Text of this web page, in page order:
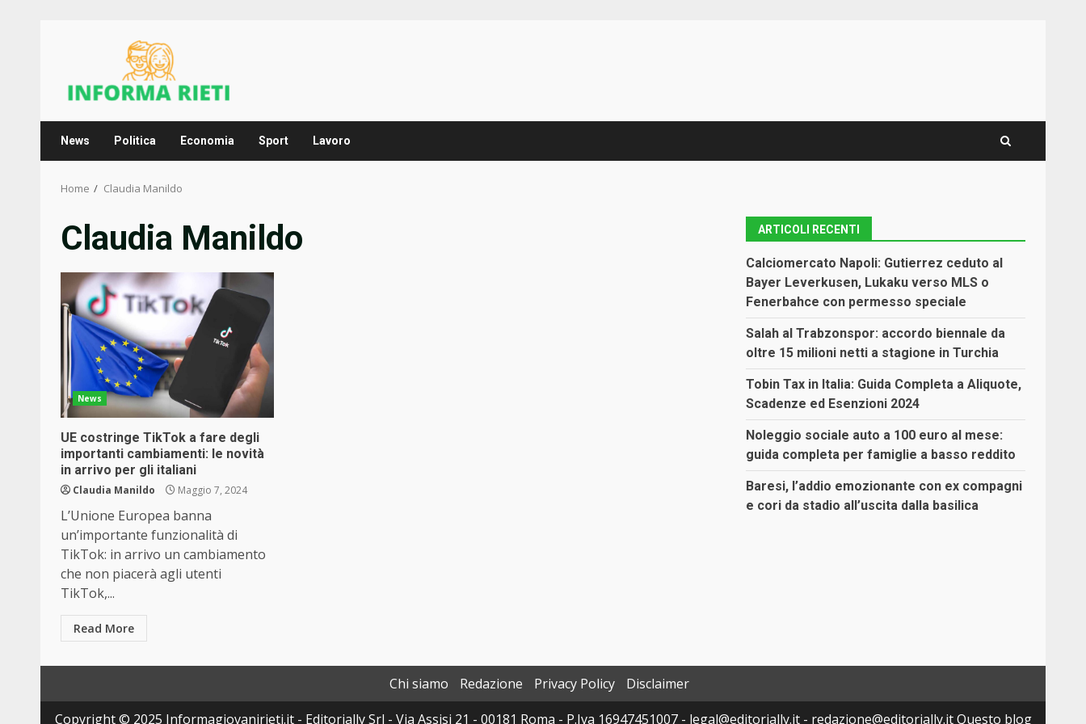
News Politica Economia Sport Lavoro
Home Claudia Manildo
Claudia Manildo
News
UE costringe TikTok a fare degli
importanti cambiamenti: le novità
in arrivo per gli italiani
Claudia Manildo Maggio 7, 2024
L’Unione Europea banna
un’importante funzionalità di
TikTok: in arrivo un cambiamento
che non piacerà agli utenti
TikTok,...
Read More
ARTICOLI RECENTI
Calciomercato Napoli: Gutierrez ceduto al
Bayer Leverkusen, Lukaku verso MLS o
Fenerbahce con permesso speciale
Salah al Trabzonspor: accordo biennale da
oltre 15 milioni netti a stagione in Turchia
Tobin Tax in Italia: Guida Completa a Aliquote,
Scadenze ed Esenzioni 2024
Noleggio sociale auto a 100 euro al mese:
guida completa per famiglie a basso reddito
Baresi, l’addio emozionante con ex compagni
e cori da stadio all’uscita dalla basilica
Chi siamo Redazione Privacy Policy
Disclaimer
Copyright © 2025 Informagiovanirieti.it - Editorially Srl - Via Assisi 21 - 00181 Roma - P.Iva 16947451007 - legal@editorially.it - redazione@editorially.it Questo blog